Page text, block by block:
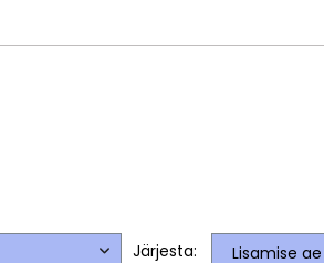
Järjesta: